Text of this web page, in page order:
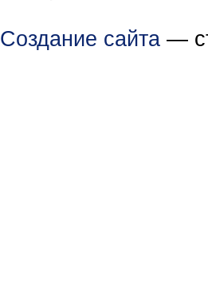
Создание сайта —